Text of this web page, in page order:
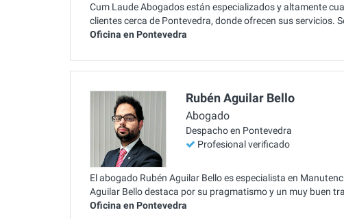
Cum Laude Abogados están especializados y altamente
clientes cerca de Pontevedra, donde ofrecen sus servicios.
Oficina en Pontevedra
Rubén Aguilar Bello
Abogado
Despacho en Pontevedra
Profesional verificado
El abogado Rubén Aguilar Bello es especialista en
Aguilar Bello destaca por su pragmatismo y un muy buen
Oficina en Pontevedra